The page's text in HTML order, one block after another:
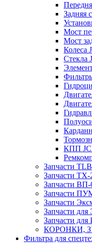
Задняя
Мост
Мост
Колеса
Стекла
КПП
Запчасти TLB
Запчасти
Запчасти ВП-
Запчасти
Запчасти
Запчасти
Запчасти
КОРОНКИ,
Фильтра для